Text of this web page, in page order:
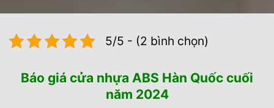
5/5 - (2 bình chọn)
Báo giá cửa nhựa ABS Hàn Quốc cuối
năm 2024